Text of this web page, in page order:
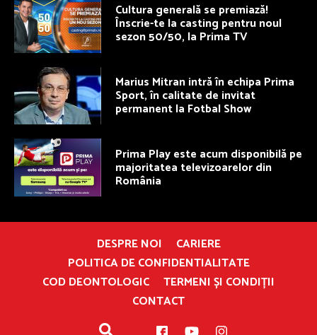
Cultura generală se premiază!
Înscrie-te la casting pentru noul
sezon 50/50, la Prima TV
Marius Mitran intră în echipa Prima
Sport, în calitate de invitat
permanent la Fotbal Show
Prima Play este acum disponibilă pe
majoritatea televizoarelor din
România
DESPRE NOI
CARIERE
POLITICA DE CONFIDENTIALITATE
COD DEONTOLOGIC
TERMENI ȘI CONDIȚII
CONTACT